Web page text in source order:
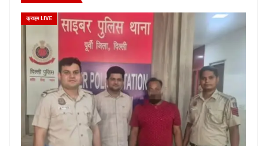
क्राइम LIVE